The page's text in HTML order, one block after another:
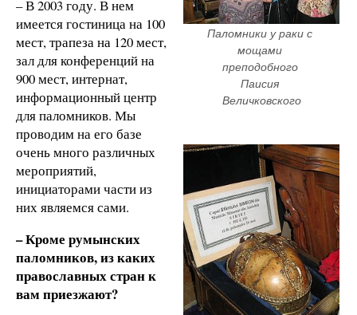
Паломники у раки с
мощами
преподобного
Паисия
Величковского
– В 2003 году. В нем
имеется гостиница на 100
мест, трапеза на 120 мест,
зал для конференций на
900 мест, интернат,
информационный центр
для паломников. Мы
проводим на его базе
очень много различных
мероприятий,
инициаторами части из
них являемся сами.
– Кроме румынских
паломников, из каких
православных стран к
вам приезжают?